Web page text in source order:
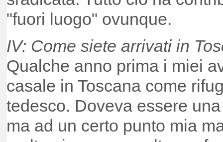
"fuori luogo" ovunque.
IV: Come siete arrivati in
Qualche anno prima i miei
casale in Toscana come
tedesco. Doveva essere
ma ad un certo punto mia